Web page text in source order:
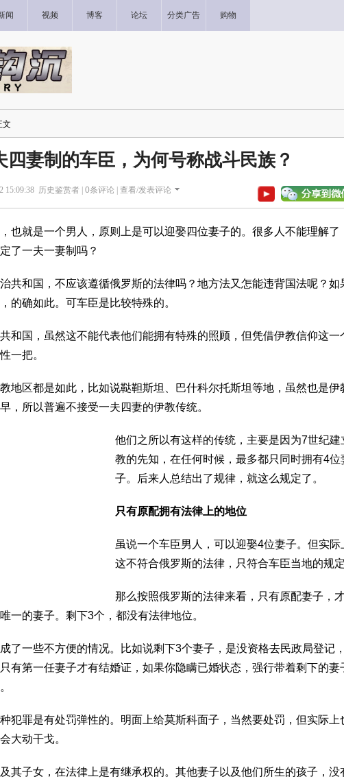
闻 视频 博客 论坛 分类广告 购物
文
四妻制的车臣，为何号称战斗民族？
15:09:38 历史鉴赏者 | 0条评论 | 查看/发表评论
也就是一个男人，原则上是可以迎娶四位妻子的。很多人不能理解了
了一夫一妻制吗？
共和国，不应该遵循俄罗斯的法律吗？地方法又怎能违背国法呢？如
的确如此。可车臣是比较特殊的。
和国，虽然这不能代表他们能拥有特殊的照顾，但凭借伊教信仰这一
一把。
地区都是如此，比如说鞑靼斯坦、巴什科尔托斯坦等地，虽然也是伊
，所以普遍不接受一夫四妻的伊教传统。
他们之所以有这样的传统，主要是因为7世纪建
教的先知，在任何时候，最多都只同时拥有4位
子。后来人总结出了规律，就这么规定了。
只有原配拥有法律上的地位
虽说一个车臣男人，可以迎娶4位妻子。但实际
这不符合俄罗斯的法律，只符合车臣当地的规定
那么按照俄罗斯的法律来看，只有原配妻子，
一的妻子。剩下3个，都没有法律地位。
了一些不方便的情况。比如说剩下3个妻子，是没资格去民政局登记
有第一任妻子才有结婚证，如果你隐瞒已婚状态，强行带着剩下的妻
犯罪是有处罚弹性的。明面上给莫斯科面子，当然要处罚，但实际上
大动干戈。
其子女，在法律上是有继承权的。其他妻子以及他们所生的孩子，没